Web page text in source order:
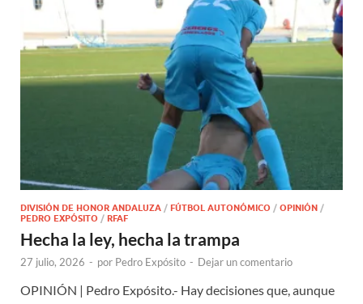
DIVISIÓN DE HONOR ANDALUZA / FÚTBOL AUTONÓMICO / OPINIÓN /
PEDRO EXPÓSITO / RFAF
Hecha la ley, hecha la trampa
27 julio, 2026 - por Pedro Expósito - Dejar un comentario
OPINIÓN | Pedro Expósito.- Hay decisiones que, aunque